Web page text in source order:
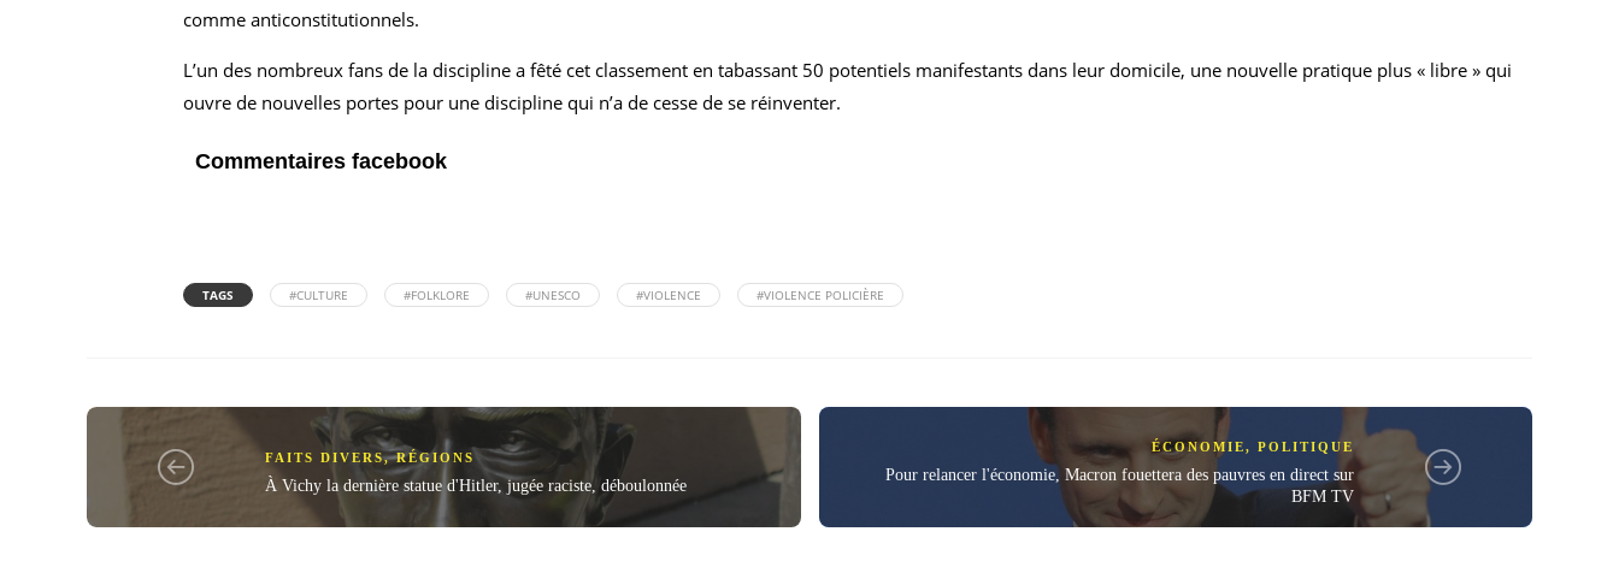
comme anticonstitutionnels.
L’un des nombreux fans de la discipline a fêté cet classement en tabassant 50 potentiels manifestants dans leur domicile, une nouvelle pratique plus « libre » qui
ouvre de nouvelles portes pour une discipline qui n’a de cesse de se réinventer.
Commentaires facebook
TAGS #CULTURE #FOLKLORE #UNESCO #VIOLENCE #VIOLENCE POLICIÈRE
FAITS DIVERS,RÉGIONS
À Vichy la dernière statue d'Hitler, jugée raciste, déboulonnée
ÉCONOMIE, POLITIQUE
Pour relancer l'économie, Macron fouettera des pauvres en direct sur
BFM TV